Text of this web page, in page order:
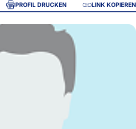
PROFIL DRUCKEN LINK KOPIEREN